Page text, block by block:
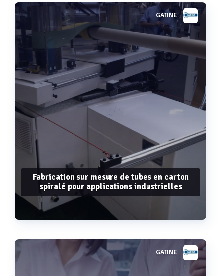
Voir plus GATINE
Fabrication sur mesure de tubes en carton
spiralé pour applications industrielles
Voir plus GATINE